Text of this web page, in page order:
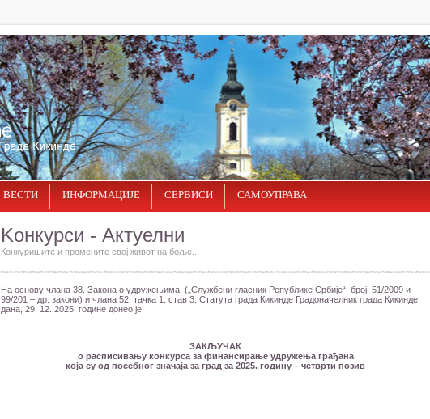
ВЕСТИ ИНФОРМАЦИЈЕ СЕРВИСИ САМОУПРАВА
Kонкурси - Актуелни
Конкуришите и промените свој живот на боље...
На основу члана 38. Закона о удружењима, („Службени гласник Републике Србије“, број: 51/2009 и
99/201 – др. закони) и члана 52. тачка 1. став 3. Статута града Кикинде Градоначелник града Кикинде
дана, 29. 12. 2025. године донео је
ЗАКЉУЧАК
о расписивању конкурса за финансирање удружења грађана
која су од посебног значаја за град за 2025. годину – четврти позив